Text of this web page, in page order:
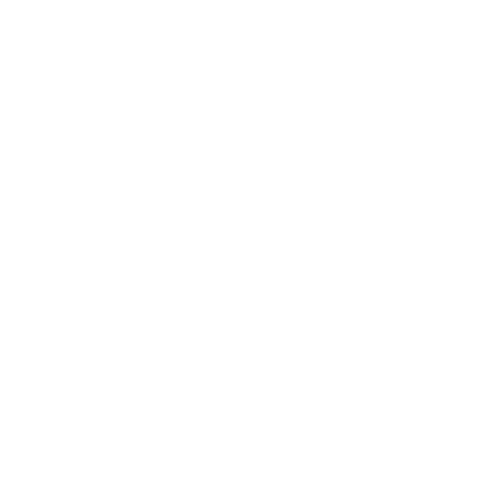
обязательно свяжите ее с записью принадлежности
расширенного поиска организации в Интернете или на
на мобильных устройствах.
учреждения», чтобы ограничить поля только для чтения.
для типа записи «Доктор учреждения».
бизнес-требований.
учреждения
врачей учреждений», настроив связанные списки для
врача учреждения доступны как в Интернете, так и на